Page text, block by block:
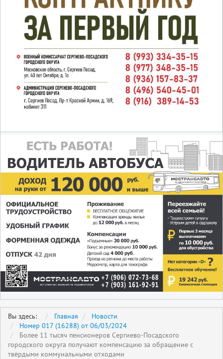
Вы здесь: Главная
Новости
Номер 017 (16288) от 06/03/2024
Более 11 тысяч пенсионеров Сергиево-Посадского
городского округа получают компенсацию за обращение с
твёрдыми коммунальными отходами